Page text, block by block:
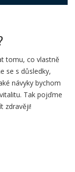
tomu, co vlastně
se s důsledky,
návyky bychom
Tak pojďme
zdravěji!